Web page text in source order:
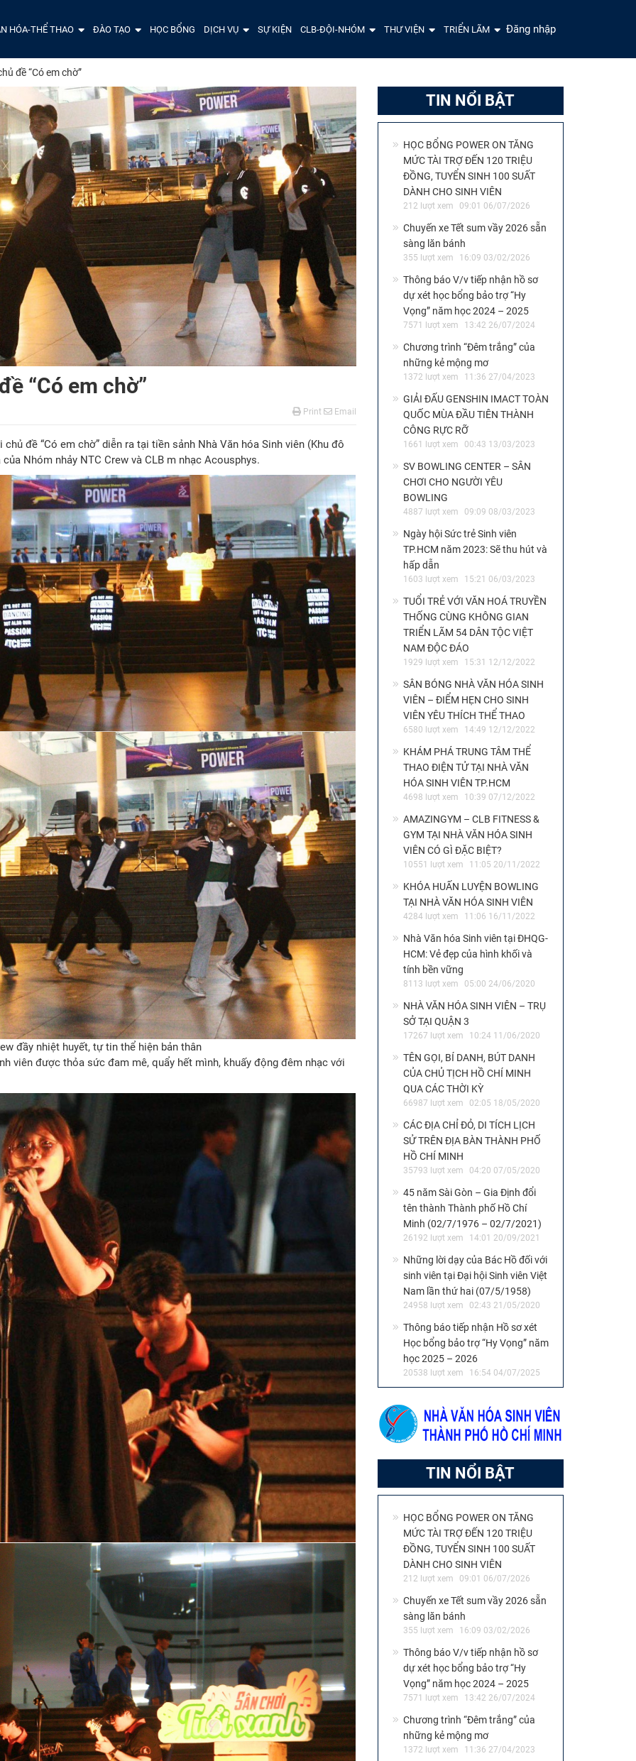
HÓA-THỂ THAO ĐÀO TẠO HỌC BỔNG DỊCH VỤ SỰ KIỆN CLB-ĐỘI-NHÓM THƯ VIỆN TRIỂN LÃM Đăng nhập
đề “Có em chờ”
“Có em chờ”
Print Email
đề “Có em chờ” diễn ra tại tiền sảnh Nhà Văn hóa Sinh viên (Khu đô
Nhóm nhảy NTC Crew và CLB m nhạc Acousphys.
đầy nhiệt huyết, tự tin thể hiện bản thân
viên được thỏa sức đam mê, quẩy hết mình, khuấy động đêm nhạc với
TIN NỔI BẬT
HỌC BỔNG POWER ON TĂNG
MỨC TÀI TRỢ ĐẾN 120 TRIỆU
ĐỒNG, TUYỂN SINH 100 SUẤT
DÀNH CHO SINH VIÊN
212 lượt xem 09:01 06/07/2026
Chuyến xe Tết sum vầy 2026 sẵn
sàng lăn bánh
355 lượt xem 16:09 03/02/2026
Thông báo V/v tiếp nhận hồ sơ
dự xét học bổng bảo trợ “Hy
Vọng” năm học 2024 – 2025
7571 lượt xem 13:42 26/07/2024
Chương trình “Đêm trắng” của
những kẻ mộng mơ
1372 lượt xem 11:36 27/04/2023
GIẢI ĐẤU GENSHIN IMACT TOÀN
QUỐC MÙA ĐẦU TIÊN THÀNH
CÔNG RỰC RỠ
1661 lượt xem 00:43 13/03/2023
SV BOWLING CENTER – SÂN
CHƠI CHO NGƯỜI YÊU
BOWLING
4887 lượt xem 09:09 08/03/2023
Ngày hội Sức trẻ Sinh viên
TP.HCM năm 2023: Sẽ thu hút và
hấp dẫn
1603 lượt xem 15:21 06/03/2023
TUỔI TRẺ VỚI VĂN HOÁ TRUYỀN
THỐNG CÙNG KHÔNG GIAN
TRIỂN LÃM 54 DÂN TỘC VIỆT
NAM ĐỘC ĐÁO
1929 lượt xem 15:31 12/12/2022
SÂN BÓNG NHÀ VĂN HÓA SINH
VIÊN – ĐIỂM HẸN CHO SINH
VIÊN YÊU THÍCH THỂ THAO
6580 lượt xem 14:49 12/12/2022
KHÁM PHÁ TRUNG TÂM THỂ
THAO ĐIỆN TỬ TẠI NHÀ VĂN
HÓA SINH VIÊN TP.HCM
4698 lượt xem 10:39 07/12/2022
AMAZINGYM – CLB FITNESS &
GYM TẠI NHÀ VĂN HÓA SINH
VIÊN CÓ GÌ ĐẶC BIỆT?
10551 lượt xem 11:05 20/11/2022
KHÓA HUẤN LUYỆN BOWLING
TẠI NHÀ VĂN HÓA SINH VIÊN
4284 lượt xem 11:06 16/11/2022
Nhà Văn hóa Sinh viên tại ĐHQG-
HCM: Vẻ đẹp của hình khối và
tính bền vững
8113 lượt xem 05:00 24/06/2020
NHÀ VĂN HÓA SINH VIÊN – TRỤ
SỞ TẠI QUẬN 3
17267 lượt xem 10:24 11/06/2020
TÊN GỌI, BÍ DANH, BÚT DANH
CỦA CHỦ TỊCH HỒ CHÍ MINH
QUA CÁC THỜI KỲ
66987 lượt xem 02:05 18/05/2020
CÁC ĐỊA CHỈ ĐỎ, DI TÍCH LỊCH
SỬ TRÊN ĐỊA BÀN THÀNH PHỐ
HỒ CHÍ MINH
35793 lượt xem 04:20 07/05/2020
45 năm Sài Gòn – Gia Định đổi
tên thành Thành phố Hồ Chí
Minh (02/7/1976 – 02/7/2021)
26192 lượt xem 14:01 20/09/2021
Những lời dạy của Bác Hồ đối với
sinh viên tại Đại hội Sinh viên Việt
Nam lần thứ hai (07/5/1958)
24958 lượt xem 02:43 21/05/2020
Thông báo tiếp nhận Hồ sơ xét
Học bổng bảo trợ “Hy Vọng” năm
học 2025 – 2026
20538 lượt xem 16:54 04/07/2025
TIN NỔI BẬT
HỌC BỔNG POWER ON TĂNG
MỨC TÀI TRỢ ĐẾN 120 TRIỆU
ĐỒNG, TUYỂN SINH 100 SUẤT
DÀNH CHO SINH VIÊN
212 lượt xem 09:01 06/07/2026
Chuyến xe Tết sum vầy 2026 sẵn
sàng lăn bánh
355 lượt xem 16:09 03/02/2026
Thông báo V/v tiếp nhận hồ sơ
dự xét học bổng bảo trợ “Hy
Vọng” năm học 2024 – 2025
7571 lượt xem 13:42 26/07/2024
Chương trình “Đêm trắng” của
những kẻ mộng mơ
1372 lượt xem 11:36 27/04/2023